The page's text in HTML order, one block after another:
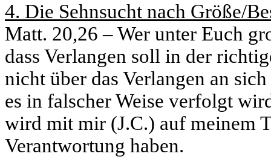
4. Die Sehnsucht nach Größe/
Matt. 20,26 – Wer unter Euch
dass Verlangen soll in der
nicht über das Verlangen an
es in falscher Weise verfolgt
wird mit mir (J.C.) auf meinem
Verantwortung haben.